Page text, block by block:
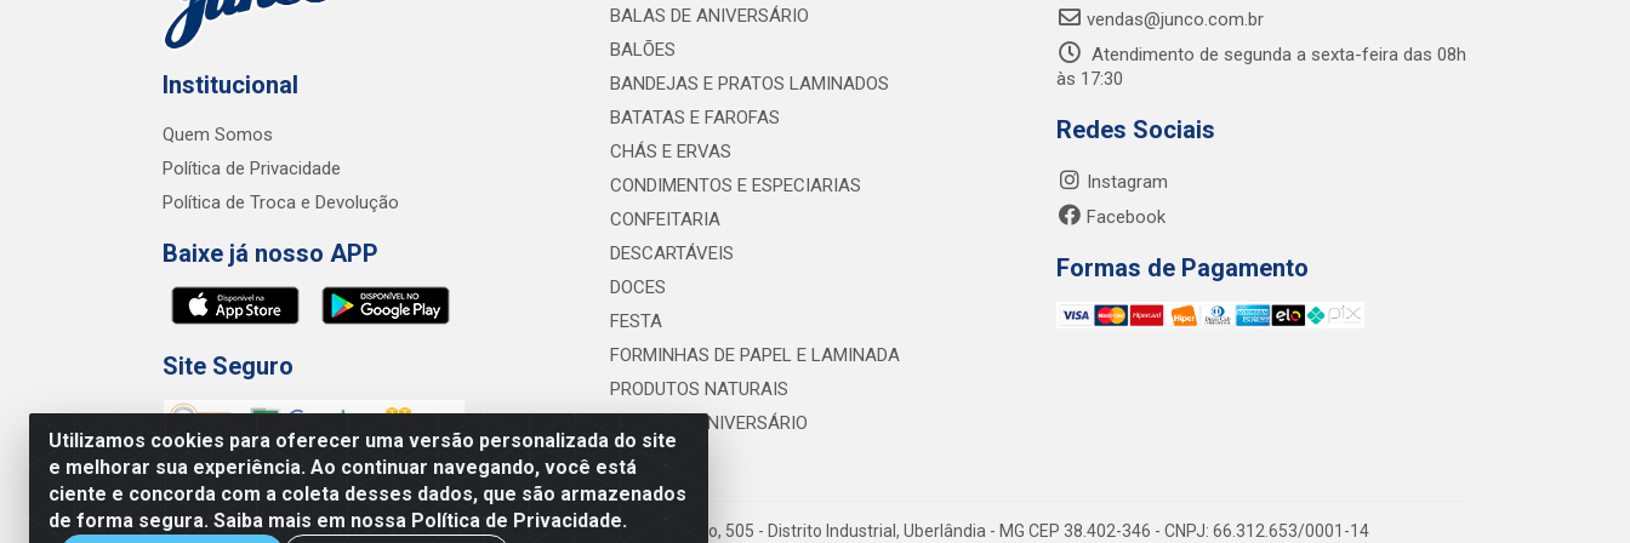
Utilizamos cookies para oferecer uma versão personalizada do site
e melhorar sua experiência. Ao continuar navegando, você está
ciente e concorda com a coleta desses dados, que são armazenados
de forma segura. Saiba mais em nossa Política de Privacidade.
Institucional
Quem Somos
Política de Privacidade
Política de Troca e Devolução
Baixe já nosso APP
Site Seguro
BALAS DE ANIVERSÁRIO
BALÕES
BANDEJAS E PRATOS LAMINADOS
BATATAS E FAROFAS
CHÁS E ERVAS
CONDIMENTOS E ESPECIARIAS
CONFEITARIA
DESCARTÁVEIS
DOCES
FESTA
FORMINHAS DE PAPEL E LAMINADA
PRODUTOS NATURAIS
VELAS DE ANIVERSÁRIO
vendas@junco.com.br
Atendimento de segunda a sexta-feira das 08h
às 17:30
Redes Sociais
Instagram
Facebook
Formas de Pagamento
Junco Industria e Comercio Ltda - R. Lineu Anterino Mariano, 505 - Distrito Industrial, Uberlândia - MG CEP 38.402-346 - CNPJ: 66.312.653/0001-14